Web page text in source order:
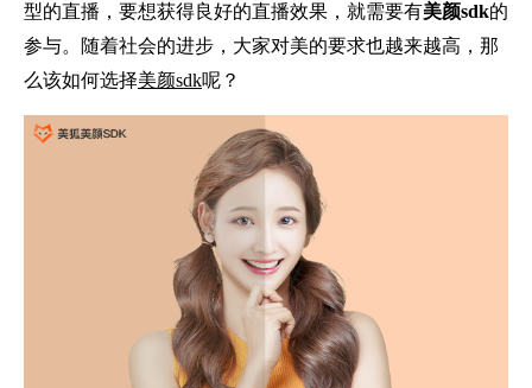
型的直播，要想获得良好的直播效果，就需要有美颜sdk的
参与。随着社会的进步，大家对美的要求也越来越高，那
么该如何选择美颜sdk呢？